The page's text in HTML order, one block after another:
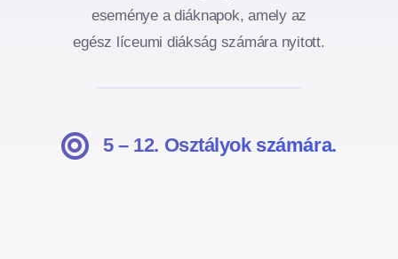
eseménye a diáknapok, amely az
egész líceumi diákság számára nyitott.
5 – 12. Osztályok számára.